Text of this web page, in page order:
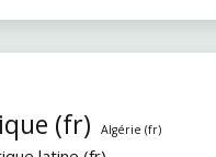
(fr) Algérie (fr)